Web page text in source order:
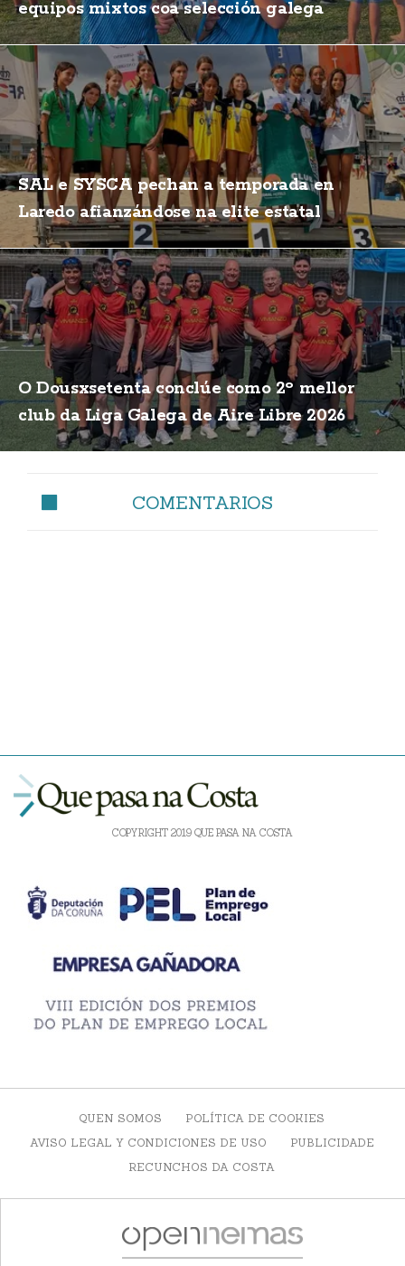
equipos mixtos coa selección galega
SAL e SYSCA pechan a temporada en
Laredo afianzándose na elite estatal
O Dousxsetenta conclúe como 2º mellor
club da Liga Galega de Aire Libre 2026
COMENTARIOS
COPYRIGHT 2019 QUE PASA NA COSTA
QUEN SOMOS
POLÍTICA DE COOKIES
AVISO LEGAL Y CONDICIONES DE USO
PUBLICIDADE
RECUNCHOS DA COSTA